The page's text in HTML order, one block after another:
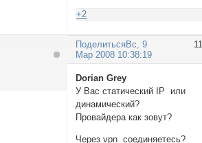
+2
Поделиться 11
Вс, 9
Мар 2008 10:38:19
Dorian Grey
У Вас статический IP или
динамический?
Провайдера как зовут?
Через vpn соединяетесь?